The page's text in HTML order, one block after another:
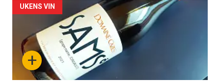
Forsiden
akkurat
nå+
UKENS VIN